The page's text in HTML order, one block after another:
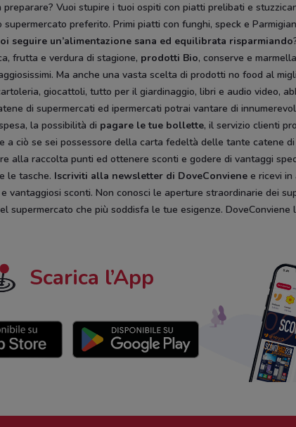
preparare? Vuoi stupire i tuoi ospiti con piatti prelibati e
preferito. Primi piatti con funghi, speck e
seguire un’alimentazione sana ed equilibrata risparmiando
frutta e verdura di stagione, prodotti Bio, conserve e
Ma anche una vasta scelta di prodotti no food al
giocattoli, tutto per il giardinaggio, libri e audio video,
di supermercati ed ipermercati potrai vantare di
la possibilità di pagare le tue bollette, il servizio clienti
a ciò se sei possessore della carta fedeltà delle tante catene
alla raccolta punti ed ottenere sconti e godere di vantaggi
le tasche. Iscriviti alla newsletter di DoveConviene e ricevi
vantaggiosi sconti. Non conosci le aperture straordinarie dei
supermercato che più soddisfa le tue esigenze.
Scarica l’App